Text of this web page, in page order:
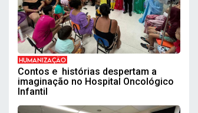
HUMANIZAÇÃO
Contos e histórias despertam a
imaginação no Hospital Oncológico
Infantil